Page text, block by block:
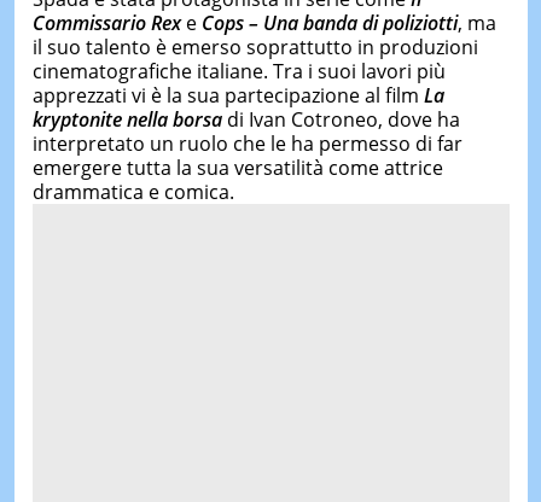
Commissario Rexe Cops – Una banda di poliziotti, ma
il suo talento è emerso soprattutto in produzioni
cinematografiche italiane. Tra i suoi lavori più
apprezzati vi è la sua partecipazione al film La
kryptonite nella borsadi Ivan Cotroneo, dove ha
interpretato un ruolo che le ha permesso di far
emergere tutta la sua versatilità come attrice
drammatica e comica.